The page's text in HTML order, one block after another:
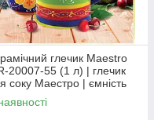
глечик Maestro
20007-55 (1 л) | глечик
соку Маестро | ємність
води Маестро